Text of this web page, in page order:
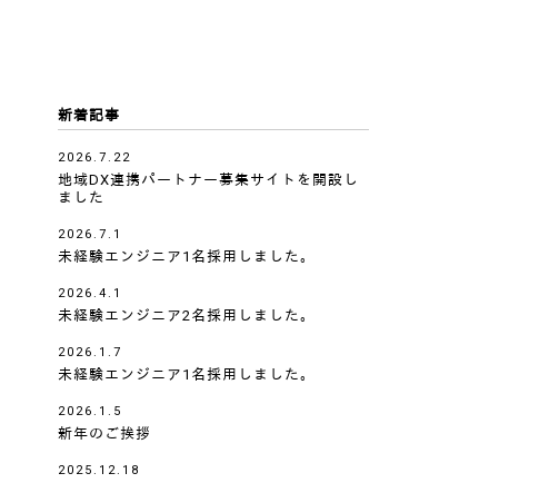
新着記事
2026.7.22
地域DX連携パートナー募集サイトを開設し
ました
2026.7.1
未経験エンジニア1名採用しました。
2026.4.1
未経験エンジニア2名採用しました。
2026.1.7
未経験エンジニア1名採用しました。
2026.1.5
新年のご挨拶
2025.12.18